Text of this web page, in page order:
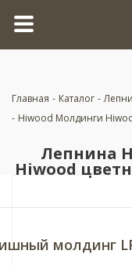
Главная - Каталог -
- Hiwood Молдинги
Лепнина
Hiwood
молдинг